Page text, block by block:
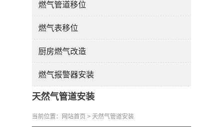
燃气管道移位
燃气表移位
厨房燃气改造
燃气报警器安装
天然气管道安装
当前位置： 网站首页 > 天然气管道安装